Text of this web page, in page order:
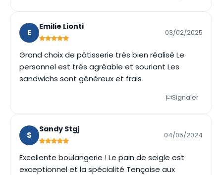
E
Emilie Lionti
03/02/2025
Grand choix de pâtisserie très bien réalisé Le
personnel est très agréable et souriant Les
sandwichs sont généreux et frais
Signaler
S
Sandy Stgj
04/05/2024
Excellente boulangerie ! Le pain de seigle est
exceptionnel et la spécialité Tençoise aux